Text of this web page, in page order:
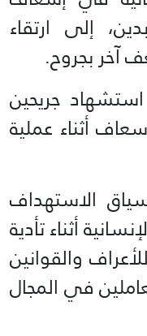
إلى ارتقاء
بجروح.
جريحين
أثناء عملية
الاستهداف
أثناء تأدية
والقوانين
في المجال